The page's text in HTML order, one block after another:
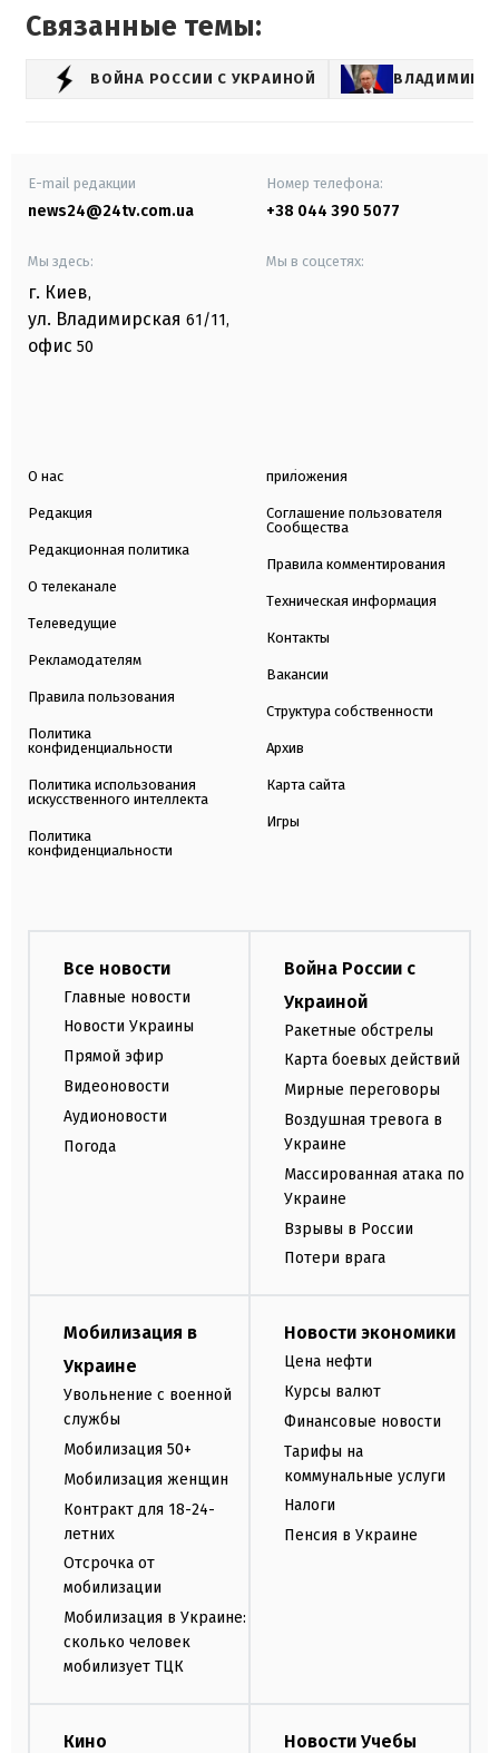
Связанные темы:
ВОЙНА РОССИИ С УКРАИНОЙ ВЛАДИМИР
E-mail редакции
news24@24tv.com.ua
Номер телефона:
+38 044 390 5077
Мы здесь:
г. Киев,
ул. Владимирская 61/11,
офис 50
Мы в соцсетях:
О нас
Редакция
Редакционная политика
О телеканале
Телеведущие
Рекламодателям
Правила пользования
Политика
конфиденциальности
Политика использования
искусственного интеллекта
Политика
конфиденциальности
приложения
Соглашение пользователя
Сообщества
Правила комментирования
Техническая информация
Контакты
Вакансии
Структура собственности
Архив
Карта сайта
Игры
Все новости
Главные новости
Новости Украины
Прямой эфир
Видеоновости
Аудионовости
Погода
Война России с
Украиной
Ракетные обстрелы
Карта боевых действий
Мирные переговоры
Воздушная тревога в
Украине
Массированная атака по
Украине
Взрывы в России
Потери врага
Мобилизация в
Украине
Увольнение с военной
службы
Мобилизация 50+
Мобилизация женщин
Контракт для 18-24-
летних
Отсрочка от
мобилизации
Мобилизация в Украине:
сколько человек
мобилизует ТЦК
Новости экономики
Цена нефти
Курсы валют
Финансовые новости
Тарифы на
коммунальные услуги
Налоги
Пенсия в Украине
Кино Новости Учебы